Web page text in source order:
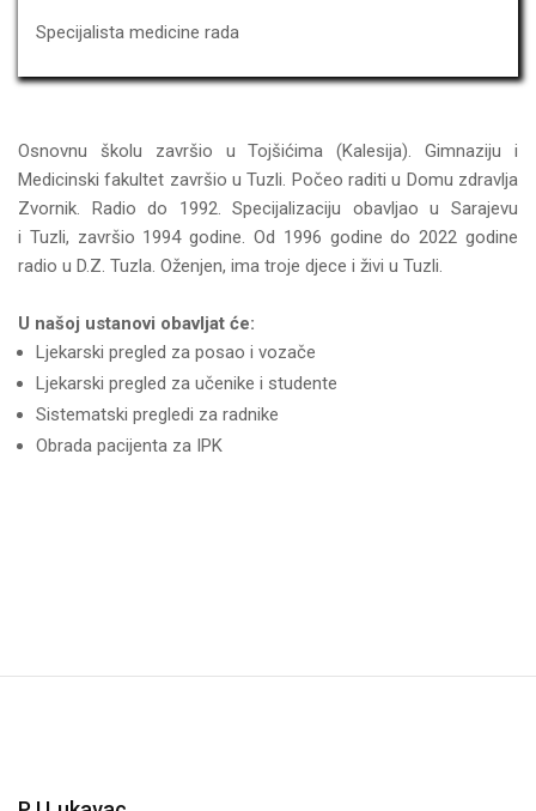
Specijalista medicine rada
Osnovnu školu završio u Tojšićima (Kalesija). Gimnaziju i
Medicinski fakultet završio u Tuzli. Počeo raditi u Domu zdravlja
Zvornik. Radio do 1992. Specijalizaciju obavljao u Sarajevu
i Tuzli, završio 1994 godine. Od 1996 godine do 2022 godine
radio u D.Z. Tuzla. Oženjen, ima troje djece i živi u Tuzli.
U našoj ustanovi obavljat će:
Ljekarski pregled za posao i vozače
Ljekarski pregled za učenike i studente
Sistematski pregledi za radnike
Obrada pacijenta za IPK